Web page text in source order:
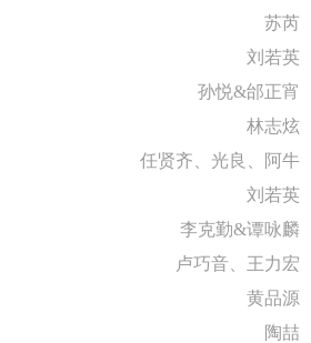
苏芮
刘若英
孙悦&邰正宵
林志炫
任贤齐、光良、阿牛
刘若英
李克勤&谭咏麟
卢巧音、王力宏
黄品源
陶喆